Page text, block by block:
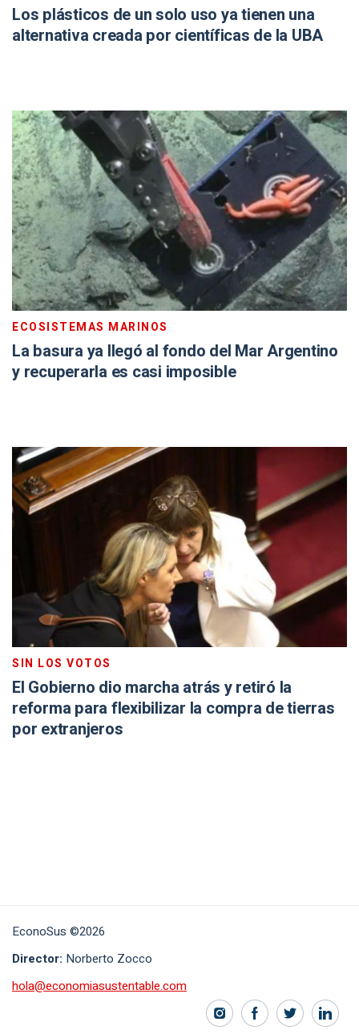
Los plásticos de un solo uso ya tienen una
alternativa creada por científicas de la UBA
ECOSISTEMAS MARINOS
La basura ya llegó al fondo del Mar Argentino
y recuperarla es casi imposible
SIN LOS VOTOS
El Gobierno dio marcha atrás y retiró la
reforma para flexibilizar la compra de tierras
por extranjeros
EconoSus ©2026
Director: Norberto Zocco
hola@economiasustentable.com